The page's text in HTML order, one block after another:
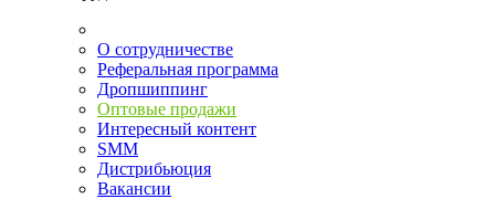
О сотрудничестве
Реферальная программа
Дропшиппинг
Оптовые продажи
Интересный контент
SMM
Дистрибьюция
Вакансии